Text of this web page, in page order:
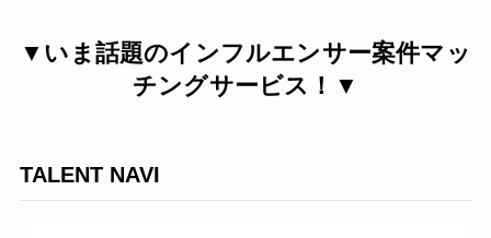
▼いま話題のインフルエンサー案件マッ
チングサービス！▼
TALENT NAVI